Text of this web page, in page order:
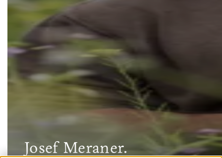
Josef Meraner.